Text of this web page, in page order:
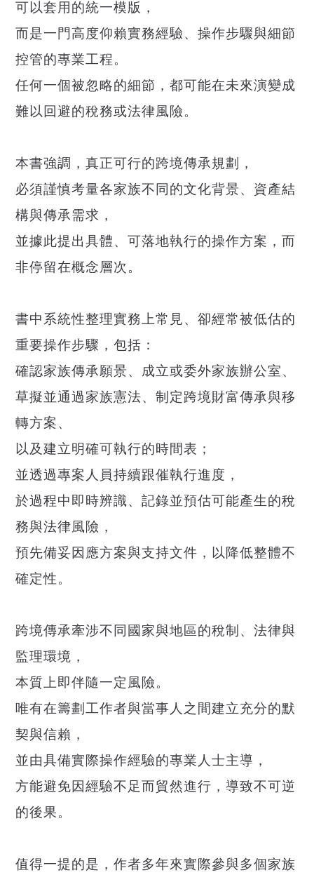
可以套用的統一模版，
而是一門高度仰賴實務經驗、操作步驟與細節
控管的專業工程。
任何一個被忽略的細節，都可能在未來演變成
難以回避的稅務或法律風險。
本書強調，真正可行的跨境傳承規劃，
必須謹慎考量各家族不同的文化背景、資產結
構與傳承需求，
並據此提出具體、可落地執行的操作方案，而
非停留在概念層次。
書中系統性整理實務上常見、卻經常被低估的
重要操作步驟，包括：
確認家族傳承願景、成立或委外家族辦公室、
草擬並通過家族憲法、制定跨境財富傳承與移
轉方案、
以及建立明確可執行的時間表；
並透過專案人員持續跟催執行進度，
於過程中即時辨識、記錄並預估可能產生的稅
務與法律風險，
預先備妥因應方案與支持文件，以降低整體不
確定性。
跨境傳承牽涉不同國家與地區的稅制、法律與
監理環境，
本質上即伴隨一定風險。
唯有在籌劃工作者與當事人之間建立充分的默
契與信賴，
並由具備實際操作經驗的專業人士主導，
方能避免因經驗不足而貿然進行，導致不可逆
的後果。
值得一提的是，作者多年來實際參與多個家族